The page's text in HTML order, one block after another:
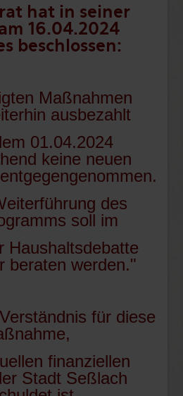
hat in seiner
16.04.2024
beschlossen:
Maßnahmen
ausbezahlt
01.04.2024
keine neuen
des
soll im
Haushaltsdebatte
beraten werden."
für diese
finanziellen
Stadt Seßlach